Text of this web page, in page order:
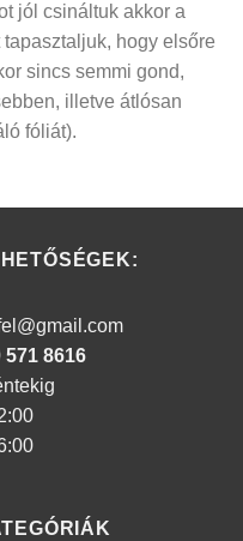
jól csináltuk akkor a
hogy elsőre
sincs semmi gond,
illetve átlósan
fóliát).
571 8616